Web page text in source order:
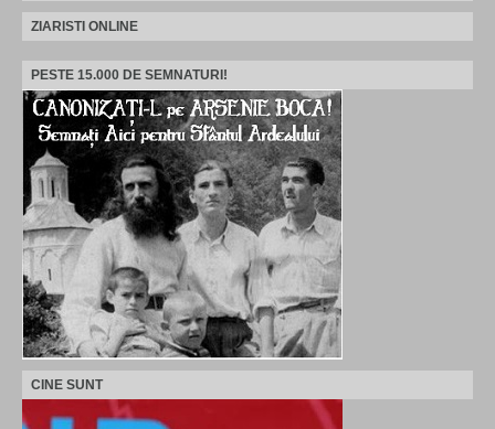
ZIARISTI ONLINE
PESTE 15.000 DE SEMNATURI!
CINE SUNT